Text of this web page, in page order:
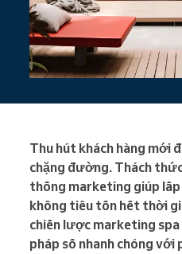
Thu hút khách hàng mới
chặng đường. Thách
thống marketing giúp lấp
không tiêu tốn hết thời
chiến lược marketing
pháp số nhanh chóng